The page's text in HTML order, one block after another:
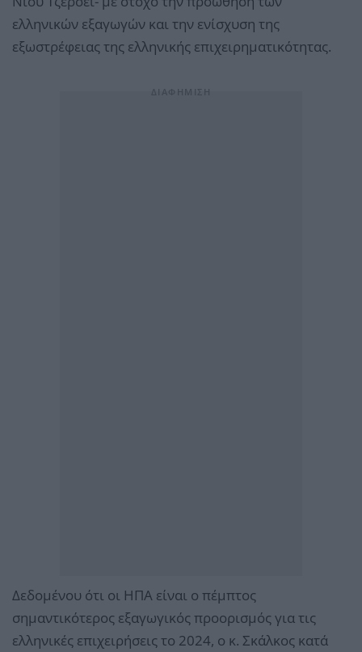
ελληνικών εξαγωγών και την ενίσχυση της
εξωστρέφειας της ελληνικής επιχειρηματικότητας.
Δεδομένου ότι οι ΗΠΑ είναι ο πέμπτος
σημαντικότερος εξαγωγικός προορισμός για τις
ελληνικές επιχειρήσεις το 2024, ο κ. Σκάλκος κατά